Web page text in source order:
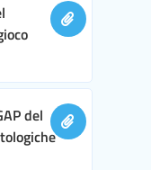
del